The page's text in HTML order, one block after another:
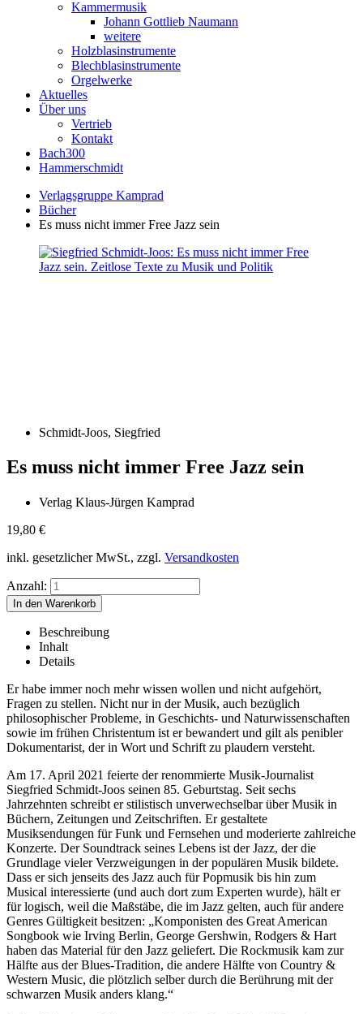
Kammermusik
Johann Gottlieb Naumann
weitere
Holzblasinstrumente
Blechblasinstrumente
Orgelwerke
Aktuelles
Über uns
Vertrieb
Kontakt
Bach300
Hammerschmidt
Verlagsgruppe Kamprad
Bücher
Es muss nicht immer Free Jazz sein
Schmidt-Joos, Siegfried
Es muss nicht immer Free Jazz sein
Verlag Klaus-Jürgen Kamprad
19,80 €
inkl. gesetzlicher MwSt., zzgl. Versandkosten
Anzahl:
Beschreibung
Inhalt
Details
Er habe immer noch mehr wissen wollen und nicht aufgehört,
Fragen zu stellen. Nicht nur in der Musik, auch bezüglich
philosophischer Probleme, in Geschichts- und Naturwissenschaften
sowie im frühen Christentum ist er bewandert und gilt als penibler
Dokumentarist, der in Wort und Schrift zu plaudern versteht.
Am 17. April 2021 feierte der renommierte Musik-Journalist
Siegfried Schmidt-Joos seinen 85. Geburtstag. Seit sechs
Jahrzehnten schreibt er stilistisch unverwechselbar über Musik in
Büchern, Zeitungen und Zeitschriften. Er gestaltete
Musiksendungen für Funk und Fernsehen und moderierte zahlreiche
Konzerte. Der Soundtrack seines Lebens ist der Jazz, der die
Grundlage vieler Verzweigungen in der populären Musik bildete.
Dass er sich jenseits des Jazz auch für Popmusik bis hin zum
Musical interessierte (und auch dort zum Experten wurde), hält er
für logisch, weil die Maßstäbe, die im Jazz gelten, auch für andere
Genres Gültigkeit besitzen: „Komponisten des Great American
Songbook wie Irving Berlin, George Gershwin, Rodgers & Hart
haben das Material für den Jazz geliefert. Die Rockmusik kam zur
Hälfte aus der Blues-Tradition, die andere Hälfte von Country &
Western Music, die plötzlich selber durch die Berührung mit der
schwarzen Musik anders klang.“